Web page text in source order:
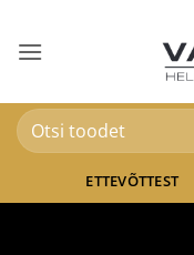
content
Otsi:
ETTEVÕTTEST